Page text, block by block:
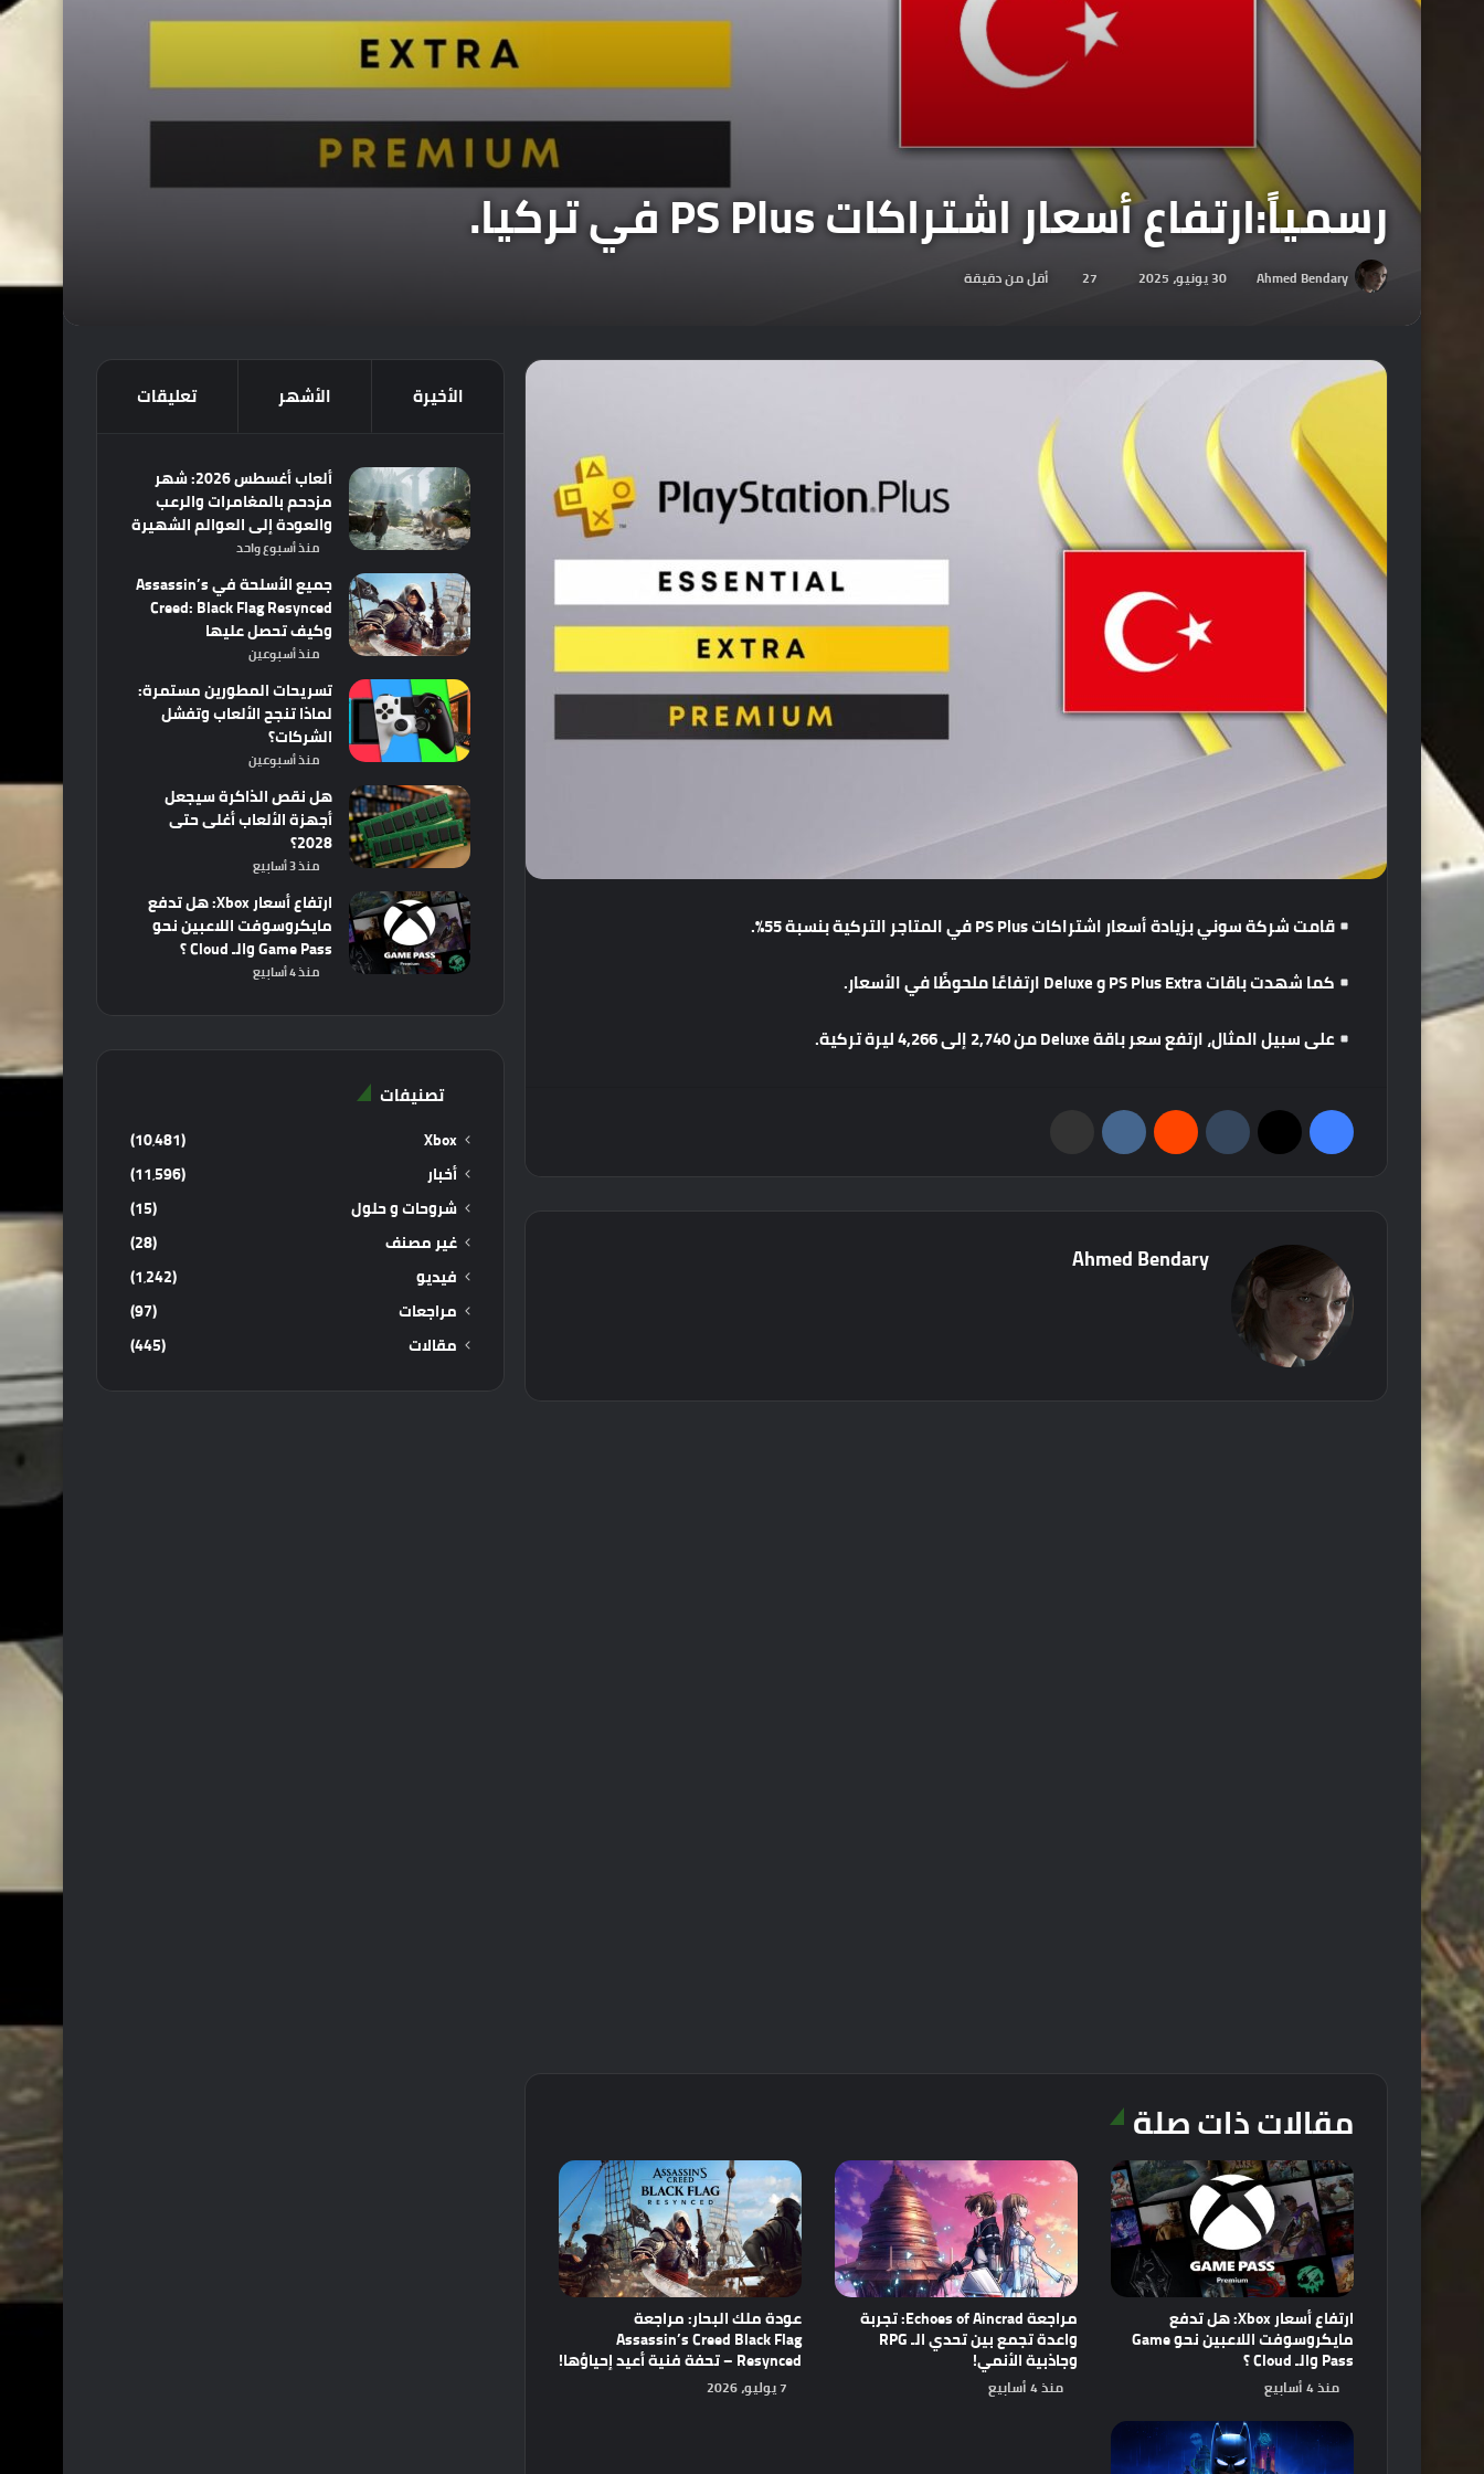
رسمياً:ارتفاع أسعار اشتراكات PS Plus في تركيا.
Ahmed Bendary 30 يونيو، 2025 27 أقل من دقيقة
قامتشركةسونيبزيادةأسعاراشتراكاتPS Plus فيالمتاجرالتركيةبنسبة55%.
كماشهدتباقاتPS Plus Extra وDeluxe ارتفاعًاملحوظًافيالأسعار.
علىسبيلالمثال،ارتفعسعرباقةDeluxe من2,740 إلى4,266 ليرةتركية.
Ahmed Bendary
مقالات ذات صلة
ارتفاع أسعار Xbox: هل تدفع
مايكروسوفت اللاعبين نحو Game
Pass والـ Cloud ؟
منذ 4 أسابيع
مراجعة Echoes of Aincrad: تجربة
واعدة تجمع بين تحدي الـ RPG
وجاذبية الأنمي!
منذ 4 أسابيع
عودة ملك البحار: مراجعة
Assassin’s Creed Black Flag
Resynced – تحفة فنية أعيد إحياؤها!
7 يوليو، 2026
الأخيرة الأشهر تعليقات
ألعاب أغسطس 2026: شهر
مزدحم بالمغامرات والرعب
والعودة إلى العوالم الشهيرة
منذ أسبوع واحد
جميع الأسلحة في Assassin’s
Creed: Black Flag Resynced
وكيف تحصل عليها
منذ أسبوعين
تسريحات المطورين مستمرة:
لماذا تنجح الألعاب وتفشل
الشركات؟
منذ أسبوعين
هل نقص الذاكرة سيجعل
أجهزة الألعاب أغلى حتى
2028؟
منذ 3 أسابيع
ارتفاع أسعار Xbox: هل تدفع
مايكروسوفت اللاعبين نحو
Game Pass والـ Cloud ؟
منذ 4 أسابيع
تصنيفات
Xbox
(10٬481)
أخبار
(11٬596)
شروحات و حلول
(15)
غير مصنف
(28)
فيديو
(1٬242)
مراجعات
(97)
مقالات
(445)